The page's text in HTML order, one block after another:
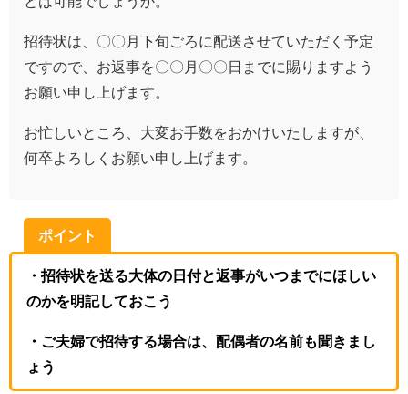
招待状は、〇〇月下旬ごろに配送させていただく予定
ですので、お返事を〇〇月〇〇日までに賜りますよう
お願い申し上げます。
お忙しいところ、大変お手数をおかけいたしますが、
何卒よろしくお願い申し上げます。
ポイント
・招待状を送る大体の日付と返事がいつまでにほしい
のかを明記しておこう
・ご夫婦で招待する場合は、配偶者の名前も聞きまし
ょう